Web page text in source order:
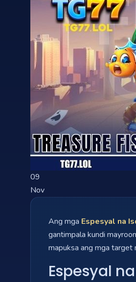
09
Nov
Ang mga Espesyal na
gantimpala kundi
mapuksa ang mga target
Espesyal